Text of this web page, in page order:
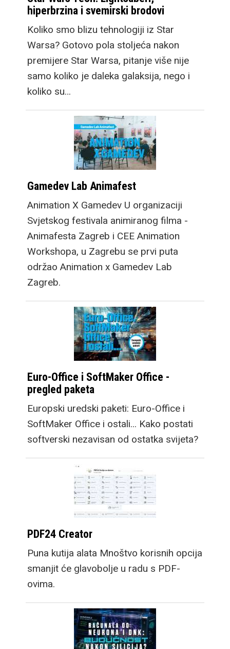
hiperbrzina i svemirski brodovi
Koliko smo blizu tehnologiji iz Star
Warsa? Gotovo pola stoljeća nakon
premijere Star Warsa, pitanje više nije
samo koliko je daleka galaksija, nego i
koliko su…
Gamedev Lab Animafest
Animation X Gamedev U organizaciji
Svjetskog festivala animiranog filma -
Animafesta Zagreb i CEE Animation
Workshopa, u Zagrebu se prvi puta
održao Animation x Gamedev Lab
Zagreb.
Euro-Office i SoftMaker Office -
pregled paketa
Europski uredski paketi: Euro-Office i
SoftMaker Office i ostali... Kako postati
softverski nezavisan od ostatka svijeta?
PDF24 Creator
Puna kutija alata Mnoštvo korisnih opcija
smanjit će glavobolje u radu s PDF-
ovima.